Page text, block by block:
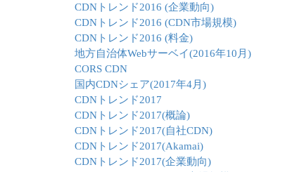
CDNトレンド2016 (企業動向)
CDNトレンド2016 (CDN市場規模)
CDNトレンド2016 (料金)
地方自治体Webサーベイ(2016年10月)
CORS CDN
国内CDNシェア(2017年4月)
CDNトレンド2017
CDNトレンド2017(概論)
CDNトレンド2017(自社CDN)
CDNトレンド2017(Akamai)
CDNトレンド2017(企業動向)